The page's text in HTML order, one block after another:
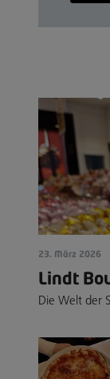
23. März 2026
Lindt
Die Welt der